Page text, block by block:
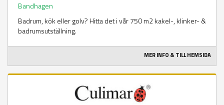
Bandhagen
Badrum, kök eller golv? Hitta det i vår 750 m2 kakel-, klinker- &
badrumsutställning.
MER INFO & TILL HEMSIDA